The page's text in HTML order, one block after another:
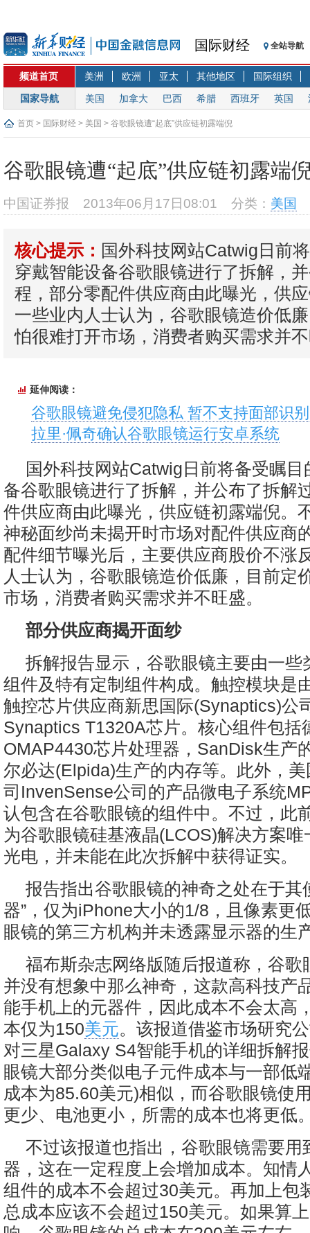
国际财经 全站导航
频道首页 美洲 欧洲 亚太 其他地区
国际组织
国家导航
美国 加拿大 巴西 希腊 西班牙 英国
首页 > 国际财经 > 美国 > 谷歌眼镜遭“起底”供应链初露端倪
谷歌眼镜遭“起底”供应链初露端
中国证券报 2013年06月17日08:01 分类： 美国
核心提示： 国外科技网站Catwig日前
穿戴智能设备谷歌眼镜进行了拆解，
程，部分零配件供应商由此曝光，供
一些业内人士认为，谷歌眼镜造价低
怕很难打开市场，消费者购买需求并
延伸阅读：
谷歌眼镜避免侵犯隐私 暂不支持面部识别
拉里·佩奇确认谷歌眼镜运行安卓系统
国外科技网站Catwig日前将备受瞩
备谷歌眼镜进行了拆解，并公布了拆解
件供应商由此曝光，供应链初露端倪。
神秘面纱尚未揭开时市场对配件供应商
配件细节曝光后，主要供应商股价不涨
人士认为，谷歌眼镜造价低廉，目前定
市场，消费者购买需求并不旺盛。
部分供应商揭开面纱
拆解报告显示，谷歌眼镜主要由一些
组件及特有定制组件构成。触控模块是
触控芯片供应商新思国际(Synaptics)公
Synaptics T1320A芯片。核心组件包括
OMAP4430芯片处理器，SanDisk生产
尔必达(Elpida)生产的内存等。此外，
司InvenSense公司的产品微电子系统
认包含在谷歌眼镜的组件中。不过，此
为谷歌眼镜硅基液晶(LCOS)解决方案
光电，并未能在此次拆解中获得证实。
报告指出谷歌眼镜的神奇之处在于其
器”，仅为iPhone大小的1/8，且像素更
眼镜的第三方机构并未透露显示器的生
福布斯杂志网络版随后报道称，谷歌
并没有想象中那么神奇，这款高科技产
能手机上的元器件，因此成本不会太高
本仅为150美元。该报道借鉴市场研究
对三星Galaxy S4智能手机的详细拆解
眼镜大部分类似电子元件成本与一部低
成本为85.60美元)相似，而谷歌眼镜使
更少、电池更小，所需的成本也将更低
不过该报道也指出，谷歌眼镜需要用
器，这在一定程度上会增加成本。知情
组件的成本不会超过30美元。再加上包
总成本应该不会超过150美元。如果算